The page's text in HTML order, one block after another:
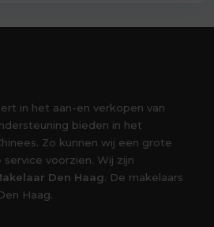
in het aan-en verkopen van
bieden in het
Zo kunnen wij een grote
voorzien. Wij zijn
Den Haag. De makelaars
Haag.